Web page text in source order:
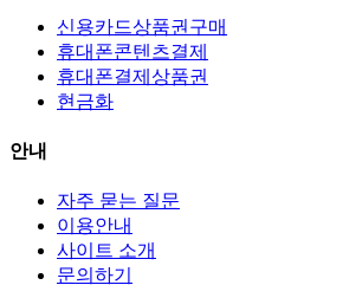
신용카드상품권구매
휴대폰콘텐츠결제
휴대폰결제상품권
현금화
안내
자주 묻는 질문
이용안내
사이트 소개
문의하기